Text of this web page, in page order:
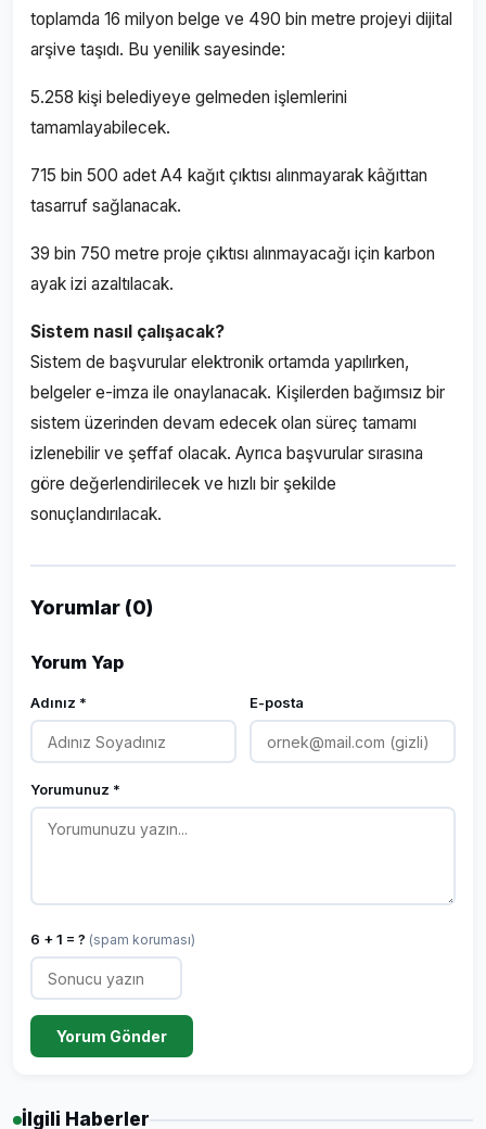
toplamda 16 milyon belge ve 490 bin metre projeyi dijital
arşive taşıdı. Bu yenilik sayesinde:
5.258 kişi belediyeye gelmeden işlemlerini
tamamlayabilecek.
715 bin 500 adet A4 kağıt çıktısı alınmayarak kâğıttan
tasarruf sağlanacak.
39 bin 750 metre proje çıktısı alınmayacağı için karbon
ayak izi azaltılacak.
Sistem nasıl çalışacak?
Sistem de başvurular elektronik ortamda yapılırken,
belgeler e-imza ile onaylanacak. Kişilerden bağımsız bir
sistem üzerinden devam edecek olan süreç tamamı
izlenebilir ve şeffaf olacak. Ayrıca başvurular sırasına
göre değerlendirilecek ve hızlı bir şekilde
sonuçlandırılacak.
Yorumlar (0)
Yorum Yap
Adınız * E-posta
Yorumunuz *
6 + 1 = ? (spam koruması)
Yorum Gönder
İlgili Haberler